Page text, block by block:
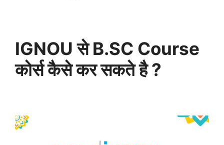
IGNOUसे B.SC Course
कोर्स कैसे कर सकते है ?